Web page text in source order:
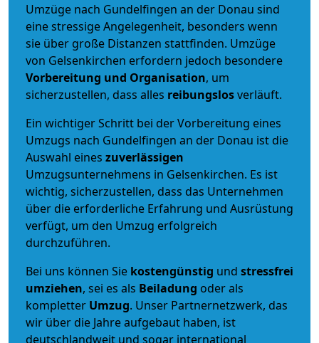
Umzüge nach Gundelfingen an der Donau sind
eine stressige Angelegenheit, besonders wenn
sie über große Distanzen stattfinden. Umzüge
von Gelsenkirchen erfordern jedoch besondere
Vorbereitung und Organisation, um
sicherzustellen, dass alles reibungslosverläuft.
Ein wichtiger Schritt bei der Vorbereitung eines
Umzugs nach Gundelfingen an der Donau ist die
Auswahl eines zuverlässigen
Umzugsunternehmens in Gelsenkirchen. Es ist
wichtig, sicherzustellen, dass das Unternehmen
über die erforderliche Erfahrung und Ausrüstung
verfügt, um den Umzug erfolgreich
durchzuführen.
Bei uns können Sie kostengünstig und stressfrei
umziehen, sei es als Beiladung oder als
kompletter Umzug. Unser Partnernetzwerk, das
wir über die Jahre aufgebaut haben, ist
deutschlandweit und sogar international